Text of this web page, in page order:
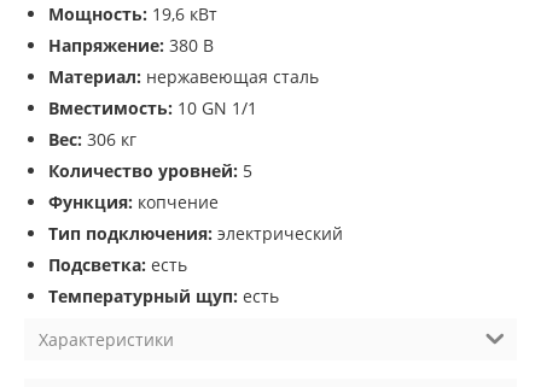
Мощность: 19,6 кВт
Напряжение: 380 В
Материал: нержавеющая сталь
Вместимость: 10 GN 1/1
Вес: 306 кг
Количество уровней: 5
Функция: копчение
Тип подключения: электрический
Подсветка: есть
Температурный щуп: есть
Характеристики